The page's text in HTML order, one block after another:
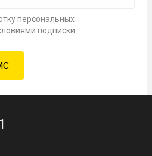
персональных
подписки.